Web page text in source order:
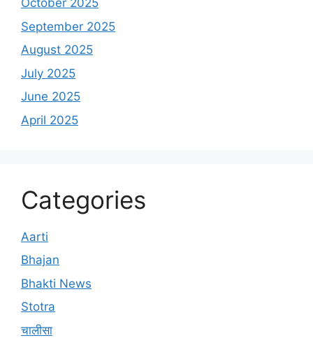
October 2025
September 2025
August 2025
July 2025
June 2025
April 2025
Categories
Aarti
Bhajan
Bhakti News
Stotra
चालीसा